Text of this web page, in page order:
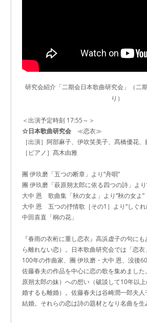
研究会紹介「二期会日本歌曲研究会」（二
り）
＜出演予定時刻 17:55～＞
☆日本歌曲研究会 ≪恋衣≫
［出演］阿部麻子、伊吹笑美子、髙橋優花
［ピアノ］髙木由雅
團 伊玖磨「五つの断章」より“舟唄”
團 伊玖磨「萩原朔太郎に依る四つの詩」より
大中 恩 歌曲集「秋の女よ」より“秋の女よ”
大中 恩 五つの抒情歌［その1］より“しぐれ
中田喜直「桐の花」
『春雨の衣桁に重し恋衣』高浜虚子の句に
ら離れない恋）。日本歌曲研究会では「恋
100年の作曲家、團 伊玖磨・大中 恩、没後
佐藤春夫の作品を中心に恋の歌を集めまし
原朔太郎の妹）への想い（破談して10年以
婚するも離婚）。佐藤春夫は谷崎潤一郎夫
結婚。それらの恋は詩の題材となり名曲を生